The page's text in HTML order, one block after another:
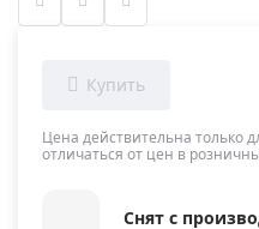
Цена действительна только
отличаться от цен в
Снят с